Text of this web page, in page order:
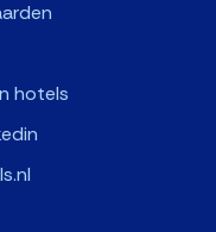
hotels